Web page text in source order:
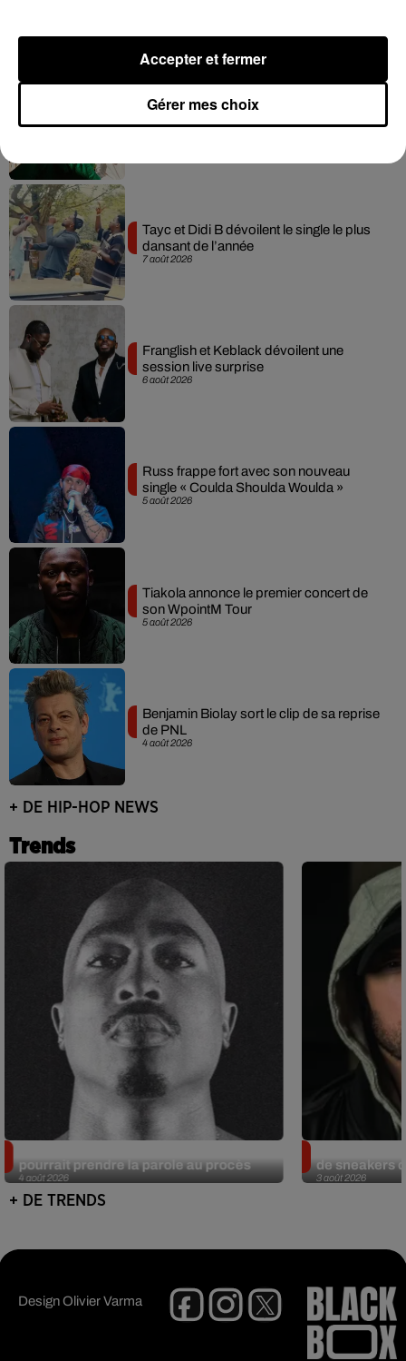
Hip-Hop News
Moha MMZ dévoile « Mikasa », un
nouveau single entre amour et...
7 août 2026
Tayc et Didi B dévoilent le single le plus
dansant de l’année
6 août 2026
Franglish et Keblack dévoilent une
session live surprise
5 août 2026
Russ frappe fort avec son nouveau
single « Coulda Shoulda Woulda »
5 août 2026
Tiakola annonce le premier concert de
son WpointM Tour
4 août 2026
Benjamin Biolay sort le clip de sa reprise
de PNL
+ DE HIP-HOP NEWS
Trends
4 août 2026
pourrait prendre la parole au procès
3 août 2026
de sneakers
+ DE TRENDS
DesignOlivier Varma
Gérer mes choix
Accepter et fermer